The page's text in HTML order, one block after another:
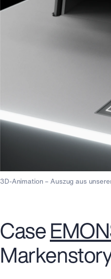
3D-Animation – Auszug aus
Case